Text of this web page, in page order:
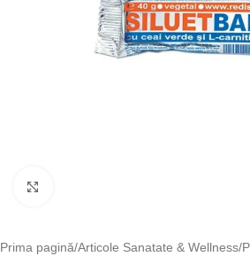
Prima pagină/Articole Sanatate & Wellness/